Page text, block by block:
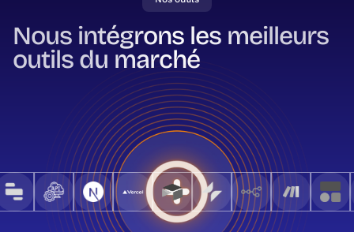
Nous intégrons les meilleurs
outils du marché